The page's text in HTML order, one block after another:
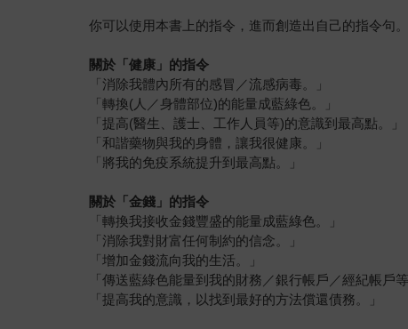
你可以使用本書上的指令，進而創造出自己的指令句
關於「健康」的指令
「消除我體內所有的感冒／流感病毒。」
「轉換(人／身體部位)的能量成藍綠色。」
「提高(醫生、護士、工作人員等)的意識到最高點。」
「和諧藥物與我的身體，讓我很健康。」
「將我的免疫系統提升到最高點。」
關於「金錢」的指令
「轉換我接收金錢豐盛的能量成藍綠色。」
「消除我對財富任何制約的信念。」
「增加金錢流向我的生活。」
「傳送藍綠色能量到我的財務／銀行帳戶／經紀帳戶等
「提高我的意識，以找到最好的方法償還債務。」